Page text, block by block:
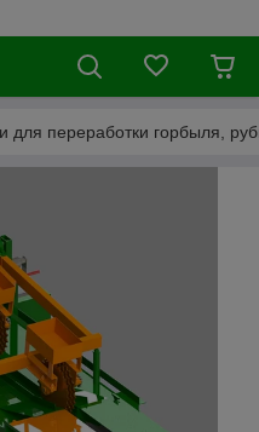
для переработки горбыля,